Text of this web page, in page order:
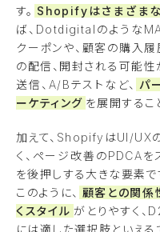
す。 Shopifyはさまざまな
ば、Dotdigitalのような
クーポンや、顧客の購入
の配信、開封される可能
送信、A/Bテストなど、 パ
ーケティング を展開するこ
加えて、ShopifyはUI/UX
く、ページ改善のPDCAを
を後押しする大きな要素で
このように、 顧客との関係
くスタイル がとりやすく、
には適した選択肢といえる